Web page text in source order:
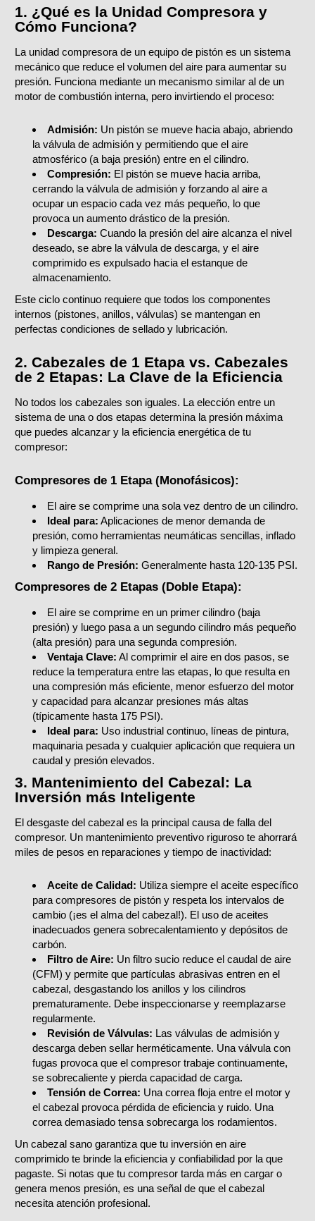
1. ¿Qué es la Unidad Compresora y
Cómo Funciona?
La unidad compresora de un equipo de pistón es un sistema
mecánico que reduce el volumen del aire para aumentar su
presión. Funciona mediante un mecanismo similar al de un
motor de combustión interna, pero invirtiendo el proceso:
Admisión: Un pistón se mueve hacia abajo, abriendo
la válvula de admisión y permitiendo que el aire
atmosférico (a baja presión) entre en el cilindro.
Compresión: El pistón se mueve hacia arriba,
cerrando la válvula de admisión y forzando al aire a
ocupar un espacio cada vez más pequeño, lo que
provoca un aumento drástico de la presión.
Descarga: Cuando la presión del aire alcanza el nivel
deseado, se abre la válvula de descarga, y el aire
comprimido es expulsado hacia el estanque de
almacenamiento.
Este ciclo continuo requiere que todos los componentes
internos (pistones, anillos, válvulas) se mantengan en
perfectas condiciones de sellado y lubricación.
2. Cabezales de 1 Etapa vs. Cabezales
de 2 Etapas: La Clave de la Eficiencia
No todos los cabezales son iguales. La elección entre un
sistema de una o dos etapas determina la presión máxima
que puedes alcanzar y la eficiencia energética de tu
compresor:
Compresores de 1 Etapa (Monofásicos):
El aire se comprime una sola vez dentro de un cilindro.
Ideal para: Aplicaciones de menor demanda de
presión, como herramientas neumáticas sencillas, inflado
y limpieza general.
Rango de Presión: Generalmente hasta 120-135 PSI.
Compresores de 2 Etapas (Doble Etapa):
El aire se comprime en un primer cilindro (baja
presión) y luego pasa a un segundo cilindro más pequeño
(alta presión) para una segunda compresión.
Ventaja Clave: Al comprimir el aire en dos pasos, se
reduce la temperatura entre las etapas, lo que resulta en
una compresión más eficiente, menor esfuerzo del motor
y capacidad para alcanzar presiones más altas
(típicamente hasta 175 PSI).
Ideal para: Uso industrial continuo, líneas de pintura,
maquinaria pesada y cualquier aplicación que requiera un
caudal y presión elevados.
3. Mantenimiento del Cabezal: La
Inversión más Inteligente
El desgaste del cabezal es la principal causa de falla del
compresor. Un mantenimiento preventivo riguroso te ahorrará
miles de pesos en reparaciones y tiempo de inactividad:
Aceite de Calidad: Utiliza siempre el aceite específico
para compresores de pistón y respeta los intervalos de
cambio (¡es el alma del cabezal!). El uso de aceites
inadecuados genera sobrecalentamiento y depósitos de
carbón.
Filtro de Aire: Un filtro sucio reduce el caudal de aire
(CFM) y permite que partículas abrasivas entren en el
cabezal, desgastando los anillos y los cilindros
prematuramente. Debe inspeccionarse y reemplazarse
regularmente.
Revisión de Válvulas: Las válvulas de admisión y
descarga deben sellar herméticamente. Una válvula con
fugas provoca que el compresor trabaje continuamente,
se sobrecaliente y pierda capacidad de carga.
Tensión de Correa: Una correa floja entre el motor y
el cabezal provoca pérdida de eficiencia y ruido. Una
correa demasiado tensa sobrecarga los rodamientos.
Un cabezal sano garantiza que tu inversión en aire
comprimido te brinde la eficiencia y confiabilidad por la que
pagaste. Si notas que tu compresor tarda más en cargar o
genera menos presión, es una señal de que el cabezal
necesita atención profesional.